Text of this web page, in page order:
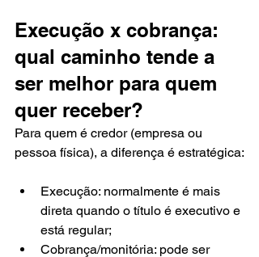
Execução x cobrança:
qual caminho tende a
ser melhor para quem
quer receber?
Para quem é credor (empresa ou
pessoa física), a diferença é estratégica:
Execução: normalmente é mais
direta quando o título é executivo e
está regular;
Cobrança/monitória: pode ser